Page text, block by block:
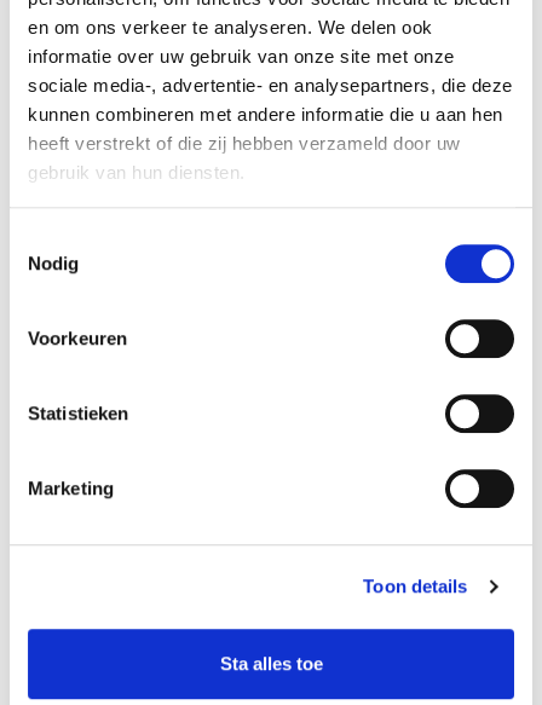
en om ons verkeer te analyseren. We delen ook
informatie over uw gebruik van onze site met onze
sociale media-, advertentie- en analysepartners, die deze
kunnen combineren met andere informatie die u aan hen
heeft verstrekt of die zij hebben verzameld door uw
gebruik van hun diensten.
Selection
Nodig
Voorkeuren
Statistieken
Marketing
Toon details
Sta alles toe
De televisie beschikt over HDR (High Dynamic
Range) technologie, waardoor je een breder scala
aan helderheidsniveaus en contrasten ervaart.
de helderste hooglichten nauwkeurig
UE55CU7192 kun je eenvoudig toegang krijgen tot
moeiteloos kunt streamen van populaire apps zoals
spraakbesturing kun je snel en gemakkelijk door je
De Samsung UE55CU7192 is ook uitgerust met tal
HDMI-poorten en USB-poorten, zodat je al je
apparaten kunt aansluiten, van spelconsoles tot Blu-